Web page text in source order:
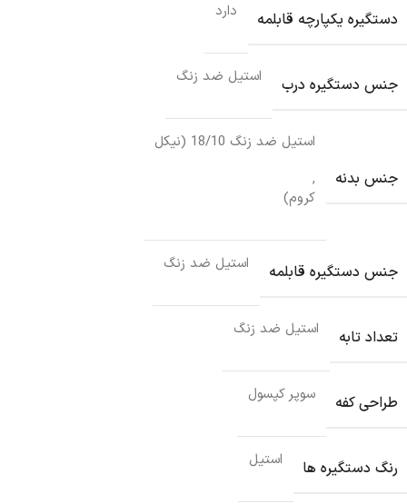
دستگیره یکپارچه قابلمه دارد
جنس دستگیره درب استیل ضد زنگ
جنس بدنه
استیل ضد زنگ 18/10 (نیکل
,
کروم)
جنس دستگیره قابلمه استیل ضد زنگ
تعداد تابه استیل ضد زنگ
طراحی کفه سوپر کپسول
رنگ دستگیره ها استیل